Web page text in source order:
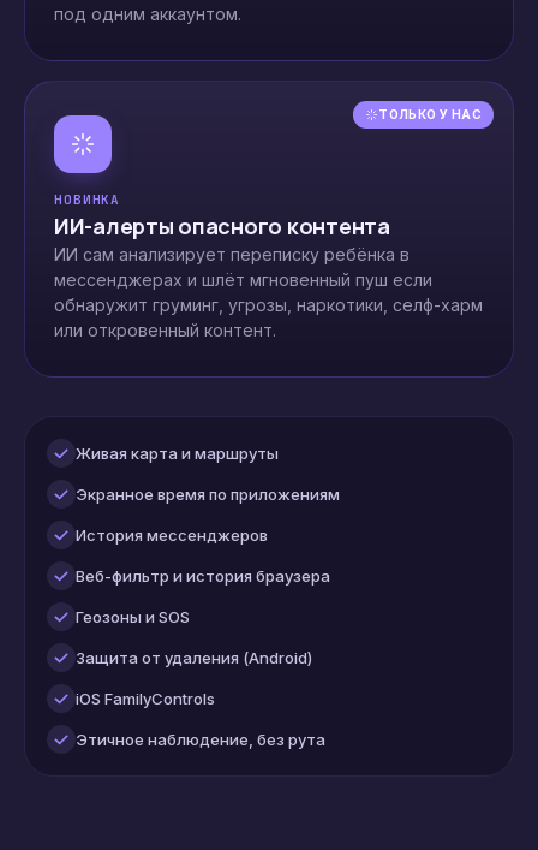
под одним аккаунтом.
НОВИНКА
ИИ-алерты опасного контента
ИИ сам анализирует переписку ребёнка в
мессенджерах и шлёт мгновенный пуш если
обнаружит груминг, угрозы, наркотики, селф-харм
или откровенный контент.
ТОЛЬКО У НАС
Живая карта и маршруты
Экранное время по приложениям
История мессенджеров
Веб-фильтр и история браузера
Геозоны и SOS
Защита от удаления (Android)
iOS FamilyControls
Этичное наблюдение, без рута